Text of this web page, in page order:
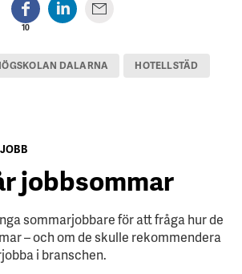
10
DALARNA HOTELLSTÄD
jobbsommar
sommarjobbare för att fråga hur de
– och om de skulle rekommendera
i branschen.